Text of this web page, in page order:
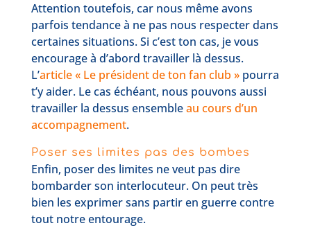
Attention toutefois, car nous même avons
parfois tendance à ne pas nous respecter dans
certaines situations. Si c’est ton cas, je vous
encourage à d’abord travailler là dessus.
L’article « Le président de ton fan club »pourra
t’y aider. Le cas échéant, nous pouvons aussi
travailler la dessus ensembleau cours d’un
accompagnement.
Poser ses limites pas des bombes
Enfin, poser des limites ne veut pas dire
bombarder son interlocuteur. On peut très
bien les exprimer sans partir en guerre contre
tout notre entourage.